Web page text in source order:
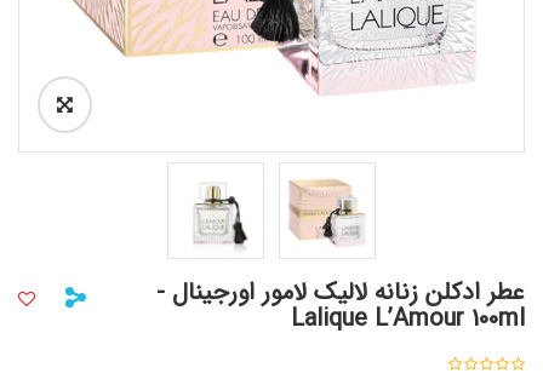
عطر ادکلن زنانه لالیک لامور اورجینال -
Lalique L’Amour 100ml